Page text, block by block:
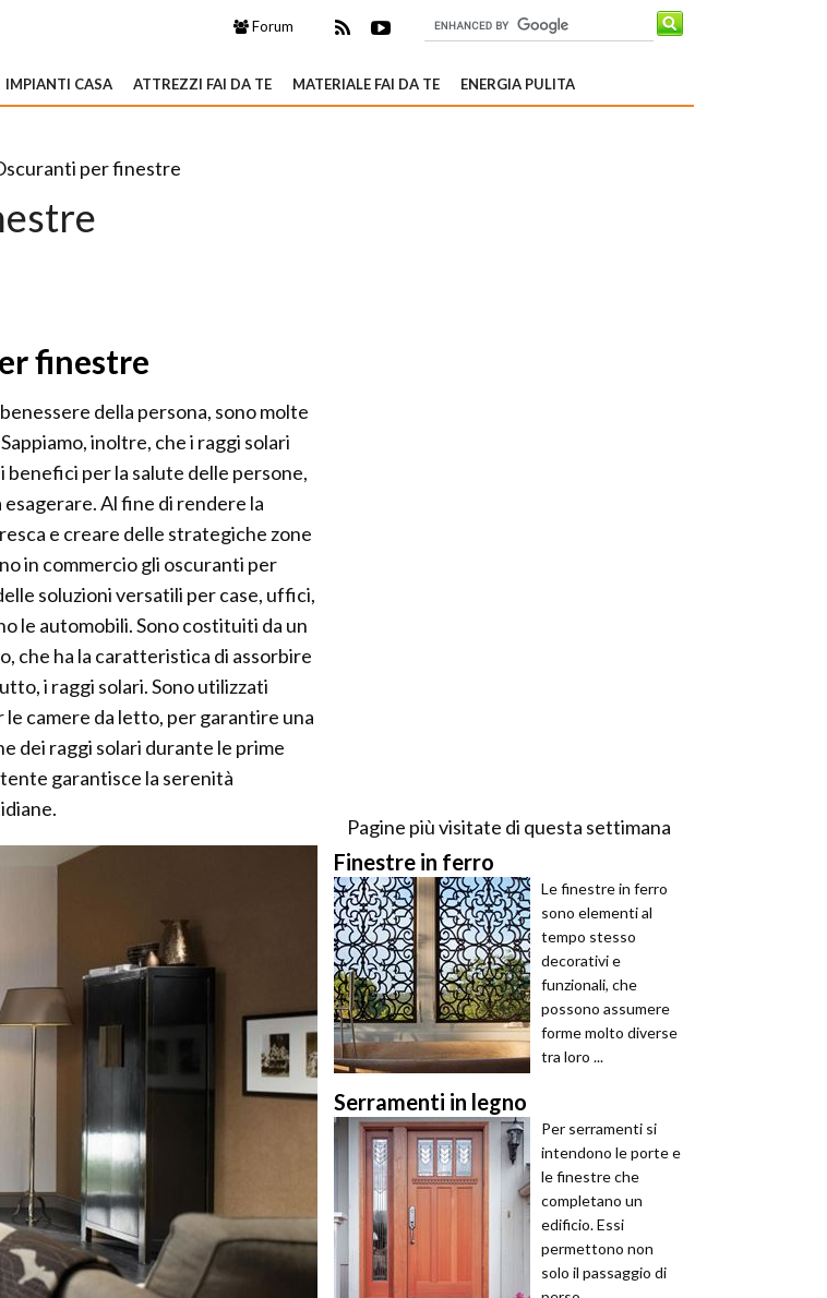
Forum
IMPIANTI CASA ATTREZZI FAI DA TE MATERIALE FAI DA TE ENERGIA PULITA
per finestre
finestre
della persona, sono molte
inoltre, che i raggi solari
benefici per la salute delle persone,
esagerare. Al fine di rendere la
e creare delle strategiche zone
in commercio gli oscuranti per
soluzioni versatili per case, uffici,
le automobili. Sono costituiti da un
che ha la caratteristica di assorbire
i raggi solari. Sono utilizzati
camere da letto, per garantire una
dei raggi solari durante le prime
garantisce la serenità
Pagine più visitate di questa settimana
Finestre in ferro
Le finestre in ferro
sono elementi al
tempo stesso
decorativi e
funzionali, che
possono assumere
forme molto diverse
tra loro ...
Serramenti in legno
Per serramenti si
intendono le porte e
le finestre che
completano un
edificio. Essi
permettono non
solo il passaggio di